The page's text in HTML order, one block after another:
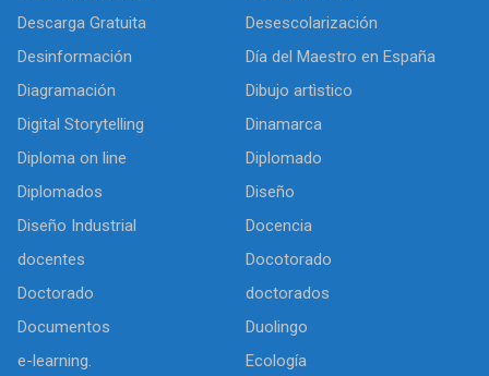
Descarga Gratuita
Desescolarización
Desinformación
Día del Maestro en España
Diagramación
Dibujo artìstico
Digital Storytelling
Dinamarca
Diploma on line
Diplomado
Diplomados
Diseño
Diseño Industrial
Docencia
docentes
Docotorado
Doctorado
doctorados
Documentos
Duolingo
e-learning.
Ecología